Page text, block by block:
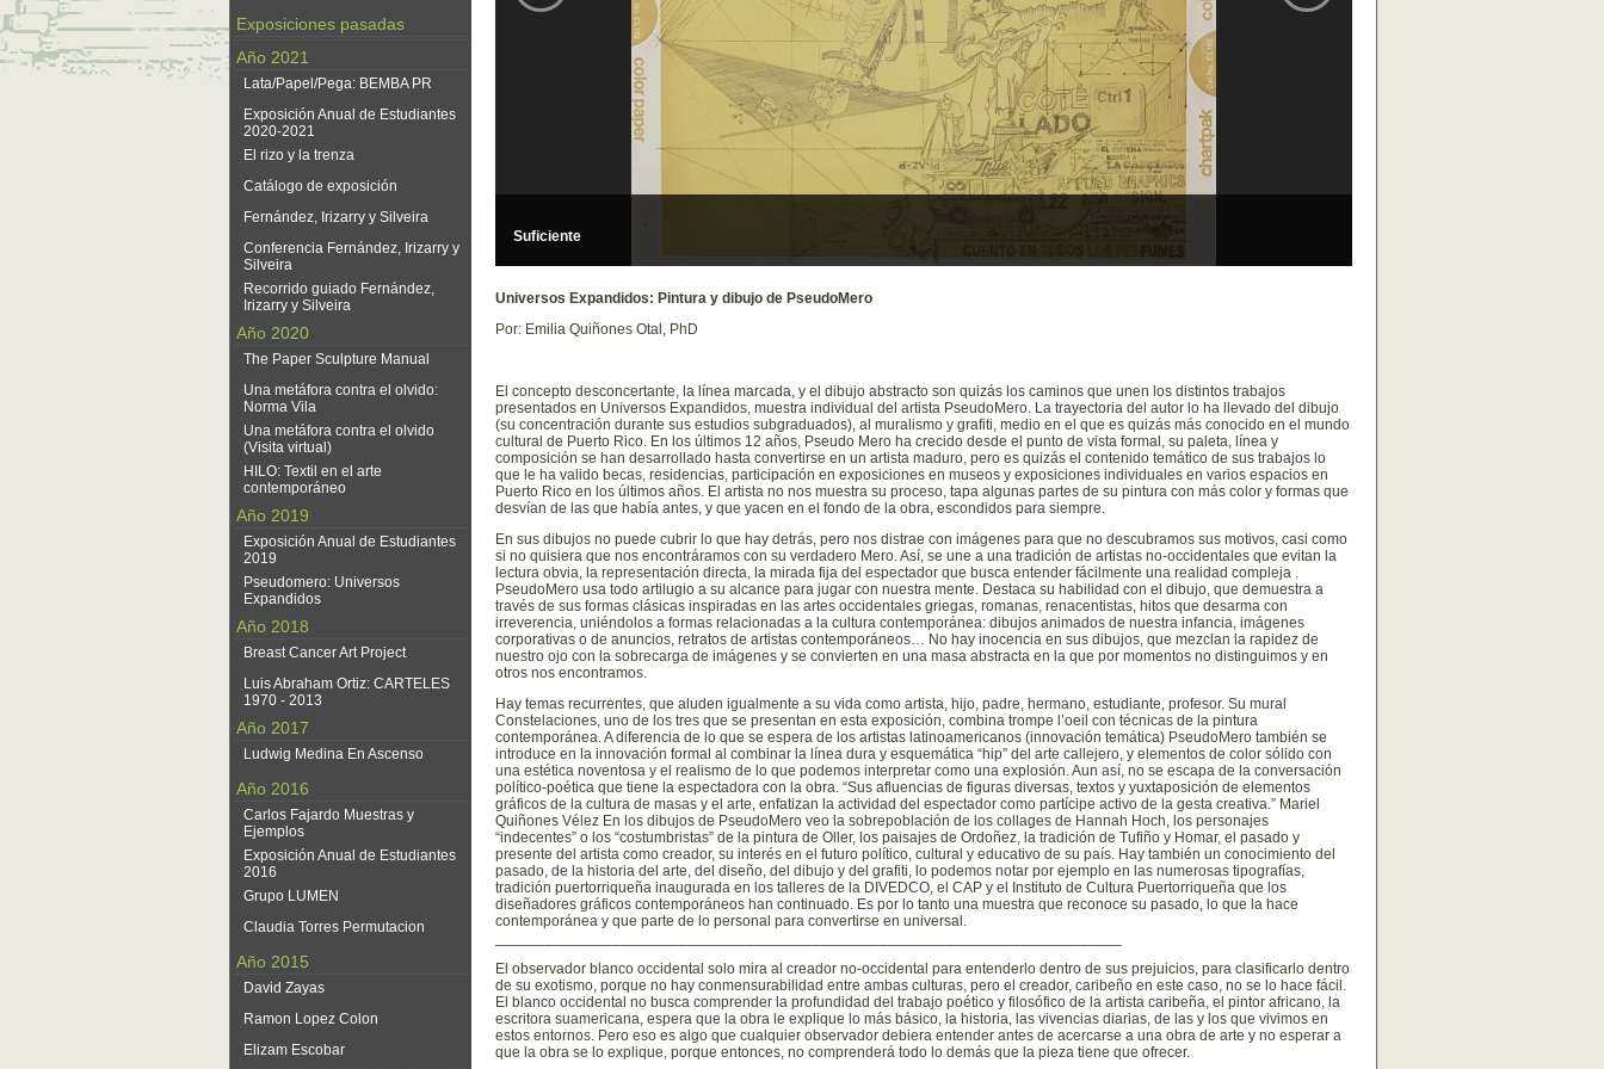
Exposiciones pasadas
Año 2021
Lata/Papel/Pega: BEMBA PR
Exposición Anual de Estudiantes
2020-2021
El rizo y la trenza
Catálogo de exposición
Fernández, Irizarry y Silveira
Conferencia Fernández, Irizarry y
Silveira
Recorrido guiado Fernández,
Irizarry y Silveira
Año 2020
The Paper Sculpture Manual
Una metáfora contra el olvido:
Norma Vila
Una metáfora contra el olvido
(Visita virtual)
HILO: Textil en el arte
contemporáneo
Año 2019
Exposición Anual de Estudiantes
2019
Pseudomero: Universos
Expandidos
Año 2018
Breast Cancer Art Project
Luis Abraham Ortiz: CARTELES
1970 - 2013
Año 2017
Ludwig Medina En Ascenso
Año 2016
Carlos Fajardo Muestras y
Ejemplos
Exposición Anual de Estudiantes
2016
Grupo LUMEN
Claudia Torres Permutacion
Año 2015
David Zayas
Ramon Lopez Colon
Elizam Escobar
Universos Expandidos: Pintura y dibujo de PseudoMero
Por: Emilia Quiñones Otal, PhD
El concepto desconcertante, la línea marcada, y el dibujo abstracto son quizás los caminos que unen los distintos trabajos
presentados en Universos Expandidos, muestra individual del artista PseudoMero. La trayectoria del autor lo ha llevado del dibujo
(su concentración durante sus estudios subgraduados), al muralismo y grafiti, medio en el que es quizás más conocido en el mundo
cultural de Puerto Rico. En los últimos 12 años, Pseudo Mero ha crecido desde el punto de vista formal, su paleta, línea y
composición se han desarrollado hasta convertirse en un artista maduro, pero es quizás el contenido temático de sus trabajos lo
que le ha valido becas, residencias, participación en exposiciones en museos y exposiciones individuales en varios espacios en
Puerto Rico en los últimos años. El artista no nos muestra su proceso, tapa algunas partes de su pintura con más color y formas que
desvían de las que había antes, y que yacen en el fondo de la obra, escondidos para siempre.
En sus dibujos no puede cubrir lo que hay detrás, pero nos distrae con imágenes para que no descubramos sus motivos, casi como
si no quisiera que nos encontráramos con su verdadero Mero. Así, se une a una tradición de artistas no-occidentales que evitan la
lectura obvia, la representación directa, la mirada fija del espectador que busca entender fácilmente una realidad compleja .
PseudoMero usa todo artilugio a su alcance para jugar con nuestra mente. Destaca su habilidad con el dibujo, que demuestra a
través de sus formas clásicas inspiradas en las artes occidentales griegas, romanas, renacentistas, hitos que desarma con
irreverencia, uniéndolos a formas relacionadas a la cultura contemporánea: dibujos animados de nuestra infancia, imágenes
corporativas o de anuncios, retratos de artistas contemporáneos… No hay inocencia en sus dibujos, que mezclan la rapidez de
nuestro ojo con la sobrecarga de imágenes y se convierten en una masa abstracta en la que por momentos no distinguimos y en
otros nos encontramos.
Hay temas recurrentes, que aluden igualmente a su vida como artista, hijo, padre, hermano, estudiante, profesor. Su mural
Constelaciones, uno de los tres que se presentan en esta exposición, combina trompe l’oeil con técnicas de la pintura
contemporánea. A diferencia de lo que se espera de los artistas latinoamericanos (innovación temática) PseudoMero también se
introduce en la innovación formal al combinar la línea dura y esquemática “hip” del arte callejero, y elementos de color sólido con
una estética noventosa y el realismo de lo que podemos interpretar como una explosión. Aun así, no se escapa de la conversación
político-poética que tiene la espectadora con la obra. “Sus afluencias de figuras diversas, textos y yuxtaposición de elementos
gráficos de la cultura de masas y el arte, enfatizan la actividad del espectador como partícipe activo de la gesta creativa.” Mariel
Quiñones Vélez En los dibujos de PseudoMero veo la sobrepoblación de los collages de Hannah Hoch, los personajes
“indecentes” o los “costumbristas” de la pintura de Oller, los paisajes de Ordoñez, la tradición de Tufiño y Homar, el pasado y
presente del artista como creador, su interés en el futuro político, cultural y educativo de su país. Hay también un conocimiento del
pasado, de la historia del arte, del diseño, del dibujo y del grafiti, lo podemos notar por ejemplo en las numerosas tipografías,
tradición puertorriqueña inaugurada en los talleres de la DIVEDCO, el CAP y el Instituto de Cultura Puertorriqueña que los
diseñadores gráficos contemporáneos han continuado. Es por lo tanto una muestra que reconoce su pasado, lo que la hace
contemporánea y que parte de lo personal para convertirse en universal.
El observador blanco occidental solo mira al creador no-occidental para entenderlo dentro de sus prejuicios, para clasificarlo dentro
de su exotismo, porque no hay conmensurabilidad entre ambas culturas, pero el creador, caribeño en este caso, no se lo hace fácil.
El blanco occidental no busca comprender la profundidad del trabajo poético y filosófico de la artista caribeña, el pintor africano, la
escritora suamericana, espera que la obra le explique lo más básico, la historia, las vivencias diarias, de las y los que vivimos en
estos entornos. Pero eso es algo que cualquier observador debiera entender antes de acercarse a una obra de arte y no esperar a
que la obra se lo explique, porque entonces, no comprenderá todo lo demás que la pieza tiene que ofrecer.